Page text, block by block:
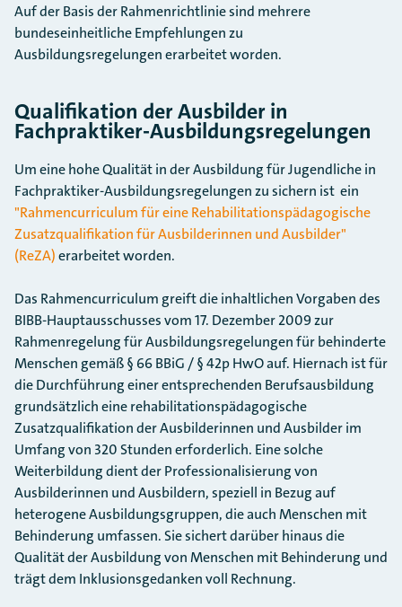
Auf der Basis der Rahmenrichtlinie sind mehrere
bundeseinheitliche Empfehlungen zu
Ausbildungsregelungen erarbeitet worden.
Qualifikation der Ausbilder in
Fachpraktiker-Ausbildungsregelungen
Um eine hohe Qualität in der Ausbildung für Jugendliche in
Fachpraktiker-Ausbildungsregelungen zu sichern ist ein
"Rahmencurriculum für eine Rehabilitationspädagogische
Zusatzqualifikation für Ausbilderinnen und Ausbilder"
(ReZA)erarbeitet worden.
Das Rahmencurriculum greift die inhaltlichen Vorgaben des
BIBB-Hauptausschusses vom 17. Dezember 2009 zur
Rahmenregelung für Ausbildungsregelungen für behinderte
Menschen gemäß § 66 BBiG / § 42p HwO auf. Hiernach ist für
die Durchführung einer entsprechenden Berufsausbildung
grundsätzlich eine rehabilitationspädagogische
Zusatzqualifikation der Ausbilderinnen und Ausbilder im
Umfang von 320 Stunden erforderlich. Eine solche
Weiterbildung dient der Professionalisierung von
Ausbilderinnen und Ausbildern, speziell in Bezug auf
heterogene Ausbildungsgruppen, die auch Menschen mit
Behinderung umfassen. Sie sichert darüber hinaus die
Qualität der Ausbildung von Menschen mit Behinderung und
trägt dem Inklusionsgedanken voll Rechnung.